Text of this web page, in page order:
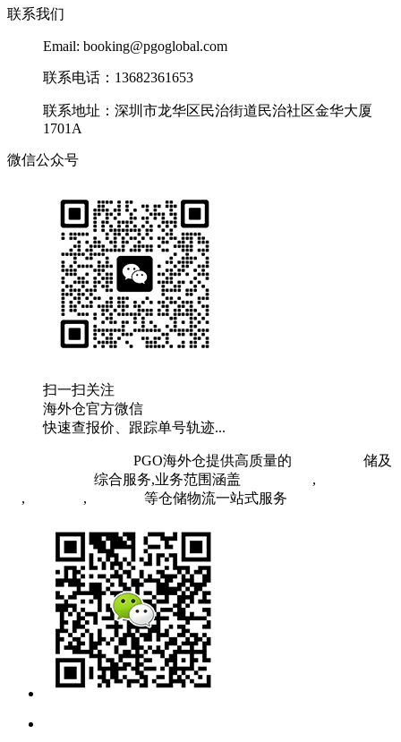
联系我们
Email: booking@pgoglobal.com
联系电话：13682361653
联系地址：深圳市龙华区民治街道民治社区金华大厦
1701A
微信公众号
扫一扫关注
海外仓官方微信
快速查报价、跟踪单号轨迹...
PGO海外仓提供高质量的
储及
综合服务,业务范围涵盖 ,
, , 等仓储物流一站式服务